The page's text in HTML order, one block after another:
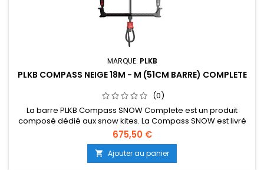
MARQUE: PLKB
PLKB COMPASS NEIGE 18M - M (51CM BARRE) COMPLETE
(0)
La barre PLKB Compass SNOW Complete est un produit
composé dédié aux snow kites. La Compass SNOW est livré
avec une ligne de frein séparée et un jeu de 5ème ligne.
Consultez plkb.world/manuals pour savoir comment
assembler les produits. La barre Compass est utilisée pour
tous les kites PLKB Depower Foil et LEI (suite dessous...)
675,50 €
 Ajouter au panier